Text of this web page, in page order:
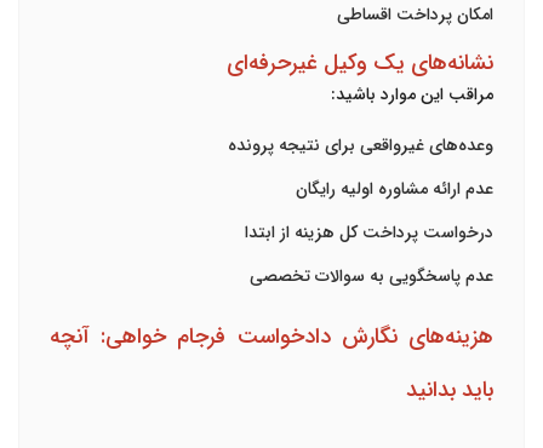
امکان پرداخت اقساطی
نشانه‌های یک وکیل غیرحرفه‌ای
مراقب این موارد باشید:
وعده‌های غیرواقعی برای نتیجه پرونده
عدم ارائه مشاوره اولیه رایگان
درخواست پرداخت کل هزینه از ابتدا
عدم پاسخگویی به سوالات تخصصی
هزینه‌های نگارش دادخواست فرجام خواهی: آنچه
باید بدانید